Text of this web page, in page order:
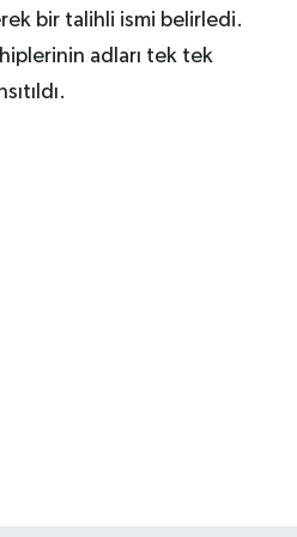
bir talihli ismi belirledi.
adları tek tek